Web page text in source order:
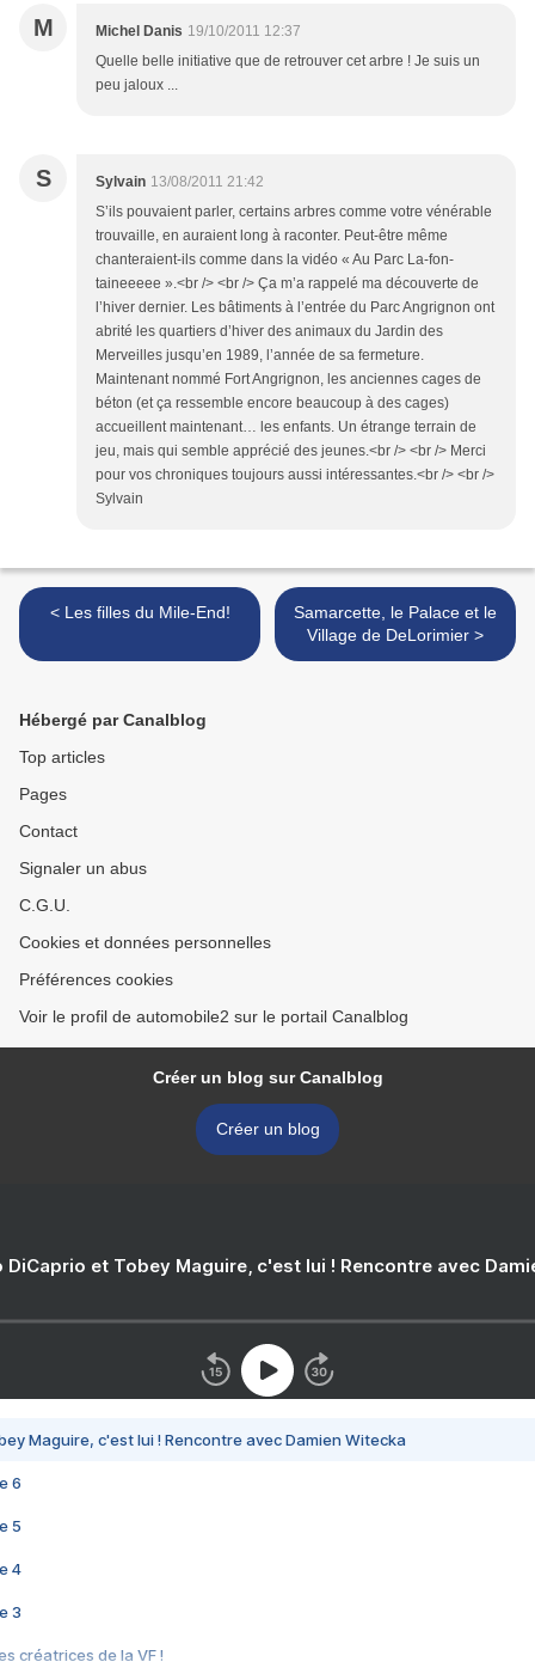
M Michel Danis 19/10/2011 12:37
Quelle belle initiative que de retrouver cet arbre ! Je suis un
peu jaloux ...
S Sylvain 13/08/2011 21:42
S’ils pouvaient parler, certains arbres comme votre vénérable
trouvaille, en auraient long à raconter. Peut-être même
chanteraient-ils comme dans la vidéo « Au Parc La-fon-
taineeeee ».<br /> <br /> Ça m’a rappelé ma découverte de
l’hiver dernier. Les bâtiments à l’entrée du Parc Angrignon ont
abrité les quartiers d’hiver des animaux du Jardin des
Merveilles jusqu’en 1989, l’année de sa fermeture.
Maintenant nommé Fort Angrignon, les anciennes cages de
béton (et ça ressemble encore beaucoup à des cages)
accueillent maintenant… les enfants. Un étrange terrain de
jeu, mais qui semble apprécié des jeunes.<br /> <br /> Merci
pour vos chroniques toujours aussi intéressantes.<br /> <br />
Sylvain
< Les filles du Mile-End!
Samarcette, le Palace et le
Village de DeLorimier >
Hébergé par Canalblog
Top articles
Pages
Contact
Signaler un abus
C.G.U.
Cookies et données personnelles
Préférences cookies
Voir le profil de automobile2 sur le portail Canalblog
Créer un blog sur Canalblog
Créer un blog
DiCaprio et Tobey Maguire, c'est lui ! Rencontre avec
Maguire, c'est lui ! Rencontre avec Damien Witecka
6
5
4
3
créatrices de la VF !